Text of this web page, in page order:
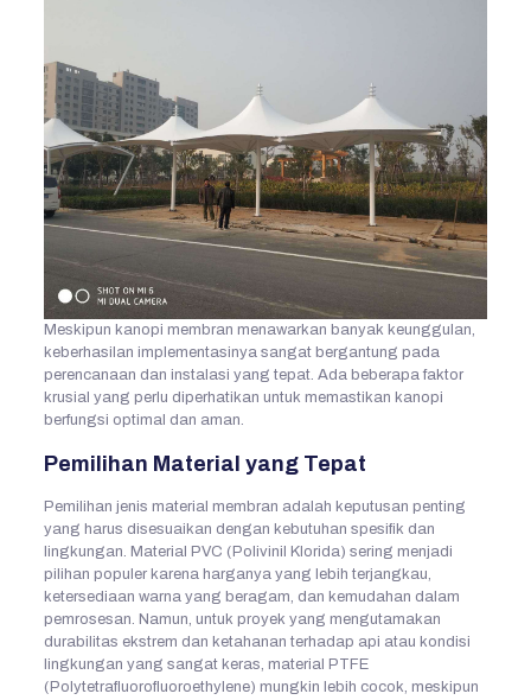
Meskipun kanopi membran menawarkan banyak keunggulan,
keberhasilan implementasinya sangat bergantung pada
perencanaan dan instalasi yang tepat. Ada beberapa faktor
krusial yang perlu diperhatikan untuk memastikan kanopi
berfungsi optimal dan aman.
Pemilihan Material yang Tepat
Pemilihan jenis material membran adalah keputusan penting
yang harus disesuaikan dengan kebutuhan spesifik dan
lingkungan. Material PVC (Polivinil Klorida) sering menjadi
pilihan populer karena harganya yang lebih terjangkau,
ketersediaan warna yang beragam, dan kemudahan dalam
pemrosesan. Namun, untuk proyek yang mengutamakan
durabilitas ekstrem dan ketahanan terhadap api atau kondisi
lingkungan yang sangat keras, material PTFE
(Polytetrafluorofluoroethylene) mungkin lebih cocok, meskipun